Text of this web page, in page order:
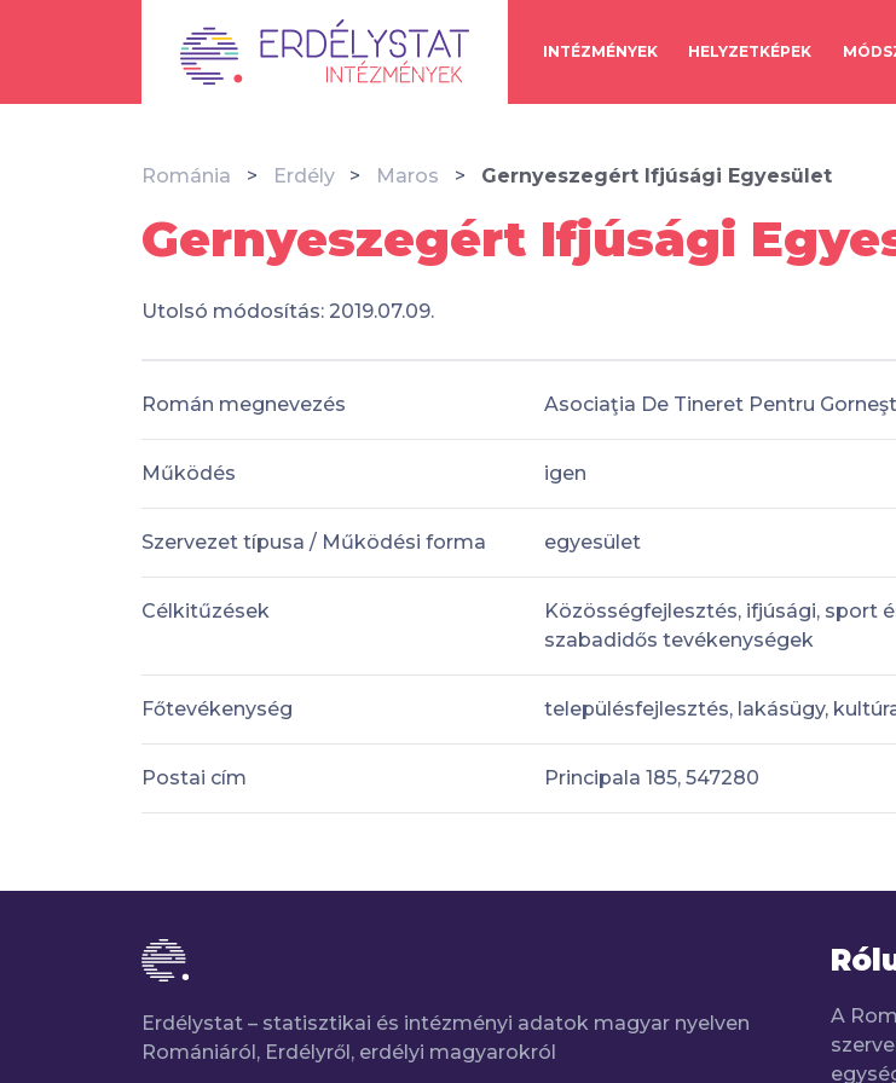
INTÉZMÉNYEK HELYZETKÉPEK
Románia Erdély Maros Gernyeszegért Ifjúsági Egyesület
Gernyeszegért Ifjúsági
Utolsó módosítás: 2019.07.09.
Román megnevezés Asociaţia De Tineret Pentru
Működés igen
Szervezet típusa / Működési forma egyesület
Célkitűzések
Közösségfejlesztés, ifjúsági, sport
szabadidős tevékenységek
Főtevékenység településfejlesztés, lakásügy,
Postai cím Principala 185, 547280
Erdélystat – statisztikai és intézményi adatok magyar nyelven
Romániáról, Erdélyről, erdélyi magyarokról
A